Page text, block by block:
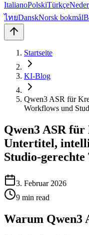
ItalianoPolskiTürkçe
ไทยDanskNorsk bokmål
Startseite
KI-Blog
Qwen3 ASR für
Workflows und
Qwen3 ASR
Untertitel,
Studio-
3. Februar 2026
9 min read
Warum Qwen3